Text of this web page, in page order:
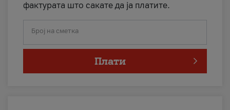
фактурата што сакате да ја платите.
Број на сметка
Плати